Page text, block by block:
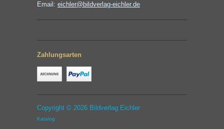
Email: eichler@bildverlag-eichler.de
Zahlungsarten
Copyright © 2026 Bildverlag Eichler
Katalog